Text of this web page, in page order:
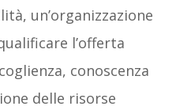
un’organizzazione
l’offerta
conoscenza
delle risorse